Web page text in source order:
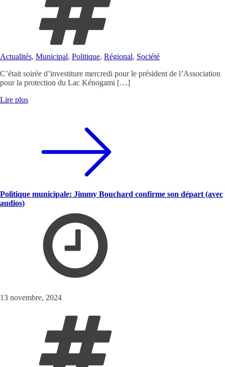
Actualités, Municipal, Politique, Régional, Société
C’était soirée d’investiture mercredi pour le président de l’Association
pour la protection du Lac Kénogami […]
Lire plus
Politique municipale: Jimmy Bouchard confirme son départ (avec
audios)
13 novembre, 2024